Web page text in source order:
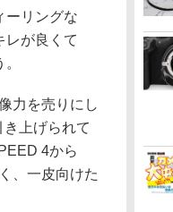
ーリングな
レが良くて
力を売りにし
上げられて
4から
、一皮向けた